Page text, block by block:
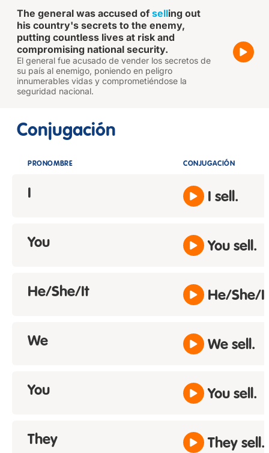
The general was accused of selling out
his country's secrets to the enemy,
putting countless lives at risk and
compromising national security.
El general fue acusado de vender los secretos de
su país al enemigo, poniendo en peligro
innumerables vidas y comprometiéndose la
seguridad nacional.
Conjugación
PRONOMBRE CONJUGACIÓN
I I sell.
You You sell.
He/She/It He/She/
We We sell.
You You sell.
They They sell.